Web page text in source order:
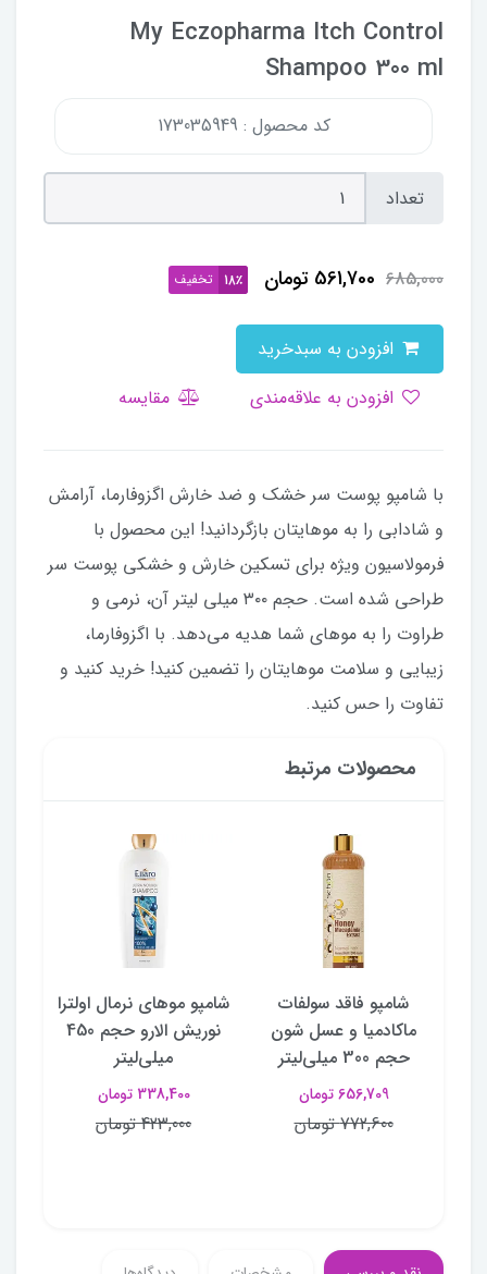
My Eczopharma Itch Control
Shampoo 300 ml
کد محصول : 173035949
تعداد
685,000
561,700 تومان 18٪ تخفیف
مقایسه
با شامپو پوست سر خشک و ضد خارش اگزوفارما، آرامش
و شادابی را به موهایتان بازگردانید! این محصول با
فرمولاسیون ویژه برای تسکین خارش و خشکی پوست سر
طراحی شده است. حجم ۳۰۰ میلی لیتر آن، نرمی و
طراوت را به موهای شما هدیه می‌دهد. با اگزوفارما،
زیبایی و سلامت موهایتان را تضمین کنید! خرید کنید و
تفاوت را حس کنید.
محصولات مرتبط
شامپو فاقد سولفات
ماکادمیا و عسل شون
حجم 300 میلی‌لیتر
656,709 تومان
772,600 تومان
شامپو موهای نرمال اولترا
نوریش الارو حجم 450
میلی‌لیتر
338,400 تومان
423,000 تومان